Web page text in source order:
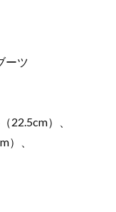
ーツ
22.5cm）、
）、